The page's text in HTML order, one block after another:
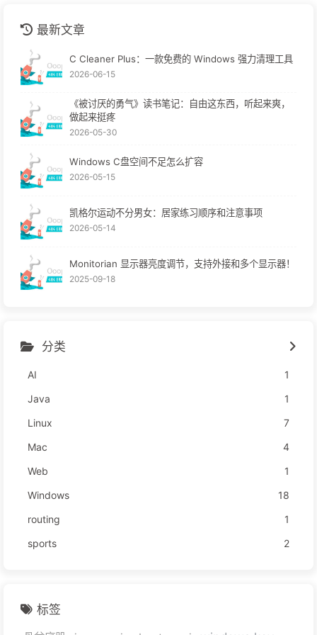
最新文章
C Cleaner Plus：一款免费的 Windows 强力清理工具
2026-06-15
《被讨厌的勇气》读书笔记：自由这东西，听起来爽，
做起来挺疼
2026-05-30
Windows C盘空间不足怎么扩容
2026-05-15
凯格尔运动不分男女：居家练习顺序和注意事项
2026-05-14
Monitorian 显示器亮度调节，支持外接和多个显示器！
2025-09-18
分类
AI
1
Java
1
Linux
7
Mac
4
Web
1
Windows
18
routing
1
sports
2
标签